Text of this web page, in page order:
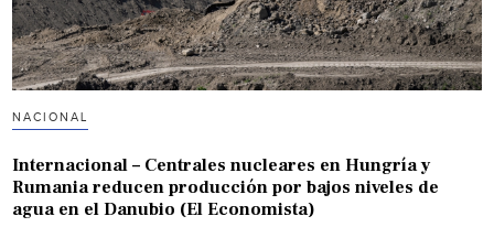
NACIONAL
Internacional – Centrales nucleares en Hungría y
Rumania reducen producción por bajos niveles de
agua en el Danubio (El Economista)